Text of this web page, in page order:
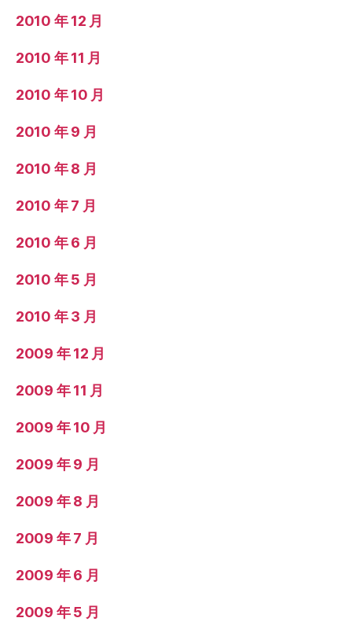
2010 年 12 月
2010 年 11 月
2010 年 10 月
2010 年 9 月
2010 年 8 月
2010 年 7 月
2010 年 6 月
2010 年 5 月
2010 年 3 月
2009 年 12 月
2009 年 11 月
2009 年 10 月
2009 年 9 月
2009 年 8 月
2009 年 7 月
2009 年 6 月
2009 年 5 月